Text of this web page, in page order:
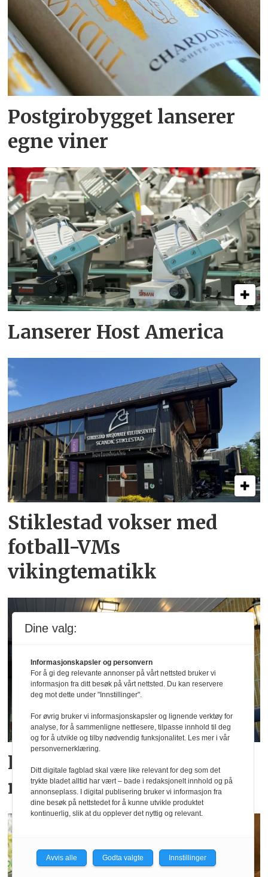
Postgirobygget lanserer
egne viner
Lanserer Host America
Stiklestad vokser med
fotball-VMs
vikingtematikk
Fra Levanger-direktør til
nytt Steinkjer-hotell
Dine valg:
Informasjonskapsler og personvern
For å gi deg relevante annonser på vårt nettsted bruker vi
informasjon fra ditt besøk på vårt nettsted. Du kan reservere
deg mot dette under "Innstillinger".
For øvrig bruker vi informasjonskapsler og lignende verktøy for
analyse, for å sammenligne nettlesere, tilpasse innhold til deg
og for å utvikle og tilby nødvendig funksjonalitet. Les mer i vår
personvernerklæring.
Ditt digitale fagblad skal være like relevant for deg som det
trykte bladet alltid har vært – bade i redaksjonelt innhold og på
annonseplass. I digital publisering bruker vi informasjon fra
dine besøk på nettstedet for å kunne utvikle produktet
kontinuerlig, slik at du opplever det nyttig og relevant.
Avvis alle Godta valgte Innstillinger